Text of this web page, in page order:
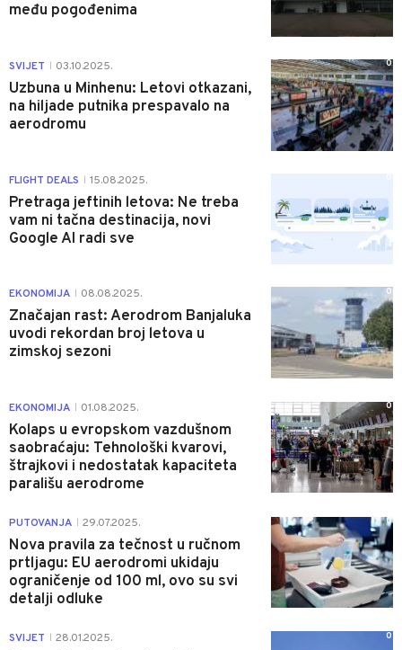
među pogođenima
SVIJET 03.10.2025.
Uzbuna u Minhenu: Letovi otkazani,
na hiljade putnika prespavalo na
aerodromu
0
FLIGHT DEALS 15.08.2025.
Pretraga jeftinih letova: Ne treba
vam ni tačna destinacija, novi
Google AI radi sve
EKONOMIJA 08.08.2025.
Značajan rast: Aerodrom Banjaluka
uvodi rekordan broj letova u
zimskoj sezoni
0
EKONOMIJA 01.08.2025.
Kolaps u evropskom vazdušnom
saobraćaju: Tehnološki kvarovi,
štrajkovi i nedostatak kapaciteta
parališu aerodrome
0
PUTOVANJA 29.07.2025.
Nova pravila za tečnost u ručnom
prtljagu: EU aerodromi ukidaju
ograničenje od 100 ml, ovo su svi
detalji odluke
0
SVIJET 28.01.2025. 0